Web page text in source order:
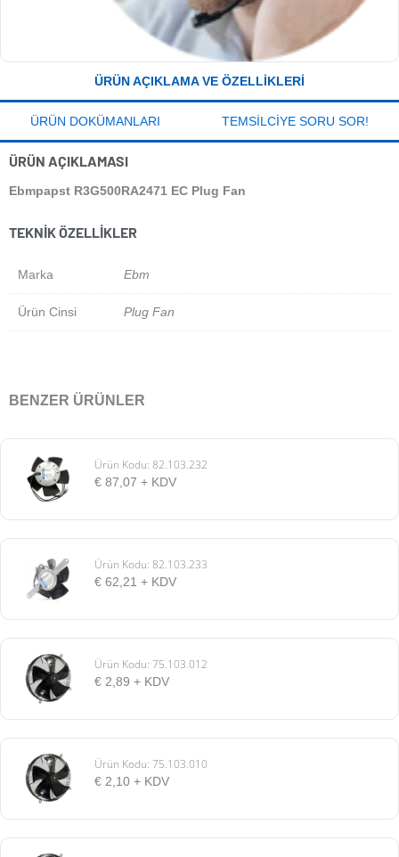
ÜRÜN AÇIKLAMA VE ÖZELLIKLERI
ÜRÜN DOKÜMANLARI TEMSILCIYE SORU SOR!
ÜRÜN AÇIKLAMASI
Ebmpapst R3G500RA2471 EC Plug Fan
TEKNIK ÖZELLIKLER
Marka Ebm
Ürün Cinsi Plug Fan
BENZER ÜRÜNLER
Ürün Kodu: 82.103.232
€ 87,07 + KDV
Ürün Kodu: 82.103.233
€ 62,21 + KDV
Ürün Kodu: 75.103.012
€ 2,89 + KDV
Ürün Kodu: 75.103.010
€ 2,10 + KDV